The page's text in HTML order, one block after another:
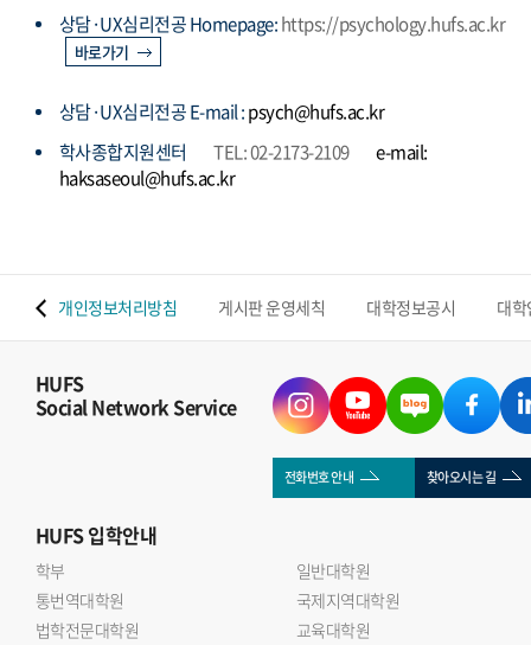
상담·UX심리전공 Homepage:https://psychology.hufs.ac.kr
바로가기
상담·UX심리전공 E-mail :psych@hufs.ac.kr
학사종합지원센터
TEL: 02-2173-2109
e-mail:
haksaseoul@hufs.ac.kr
개인정보처리방침 게시판 운영세칙 대학정보공시 대
HUFS
Social Network Service
전화번호 안내 찾아오시는 길
HUFS입학안내
학부
일반대학원
통번역대학원
국제지역대학원
법학전문대학원
교육대학원